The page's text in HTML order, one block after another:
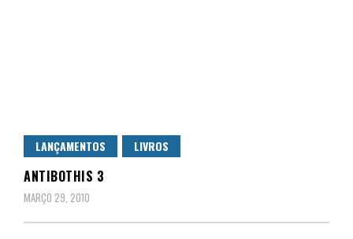
Central Comics
LANÇAMENTOS LIVROS
ANTIBOTHIS 3
MARÇO 29, 2010